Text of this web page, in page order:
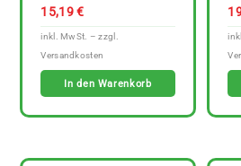
15,19€
In den Warenkorb